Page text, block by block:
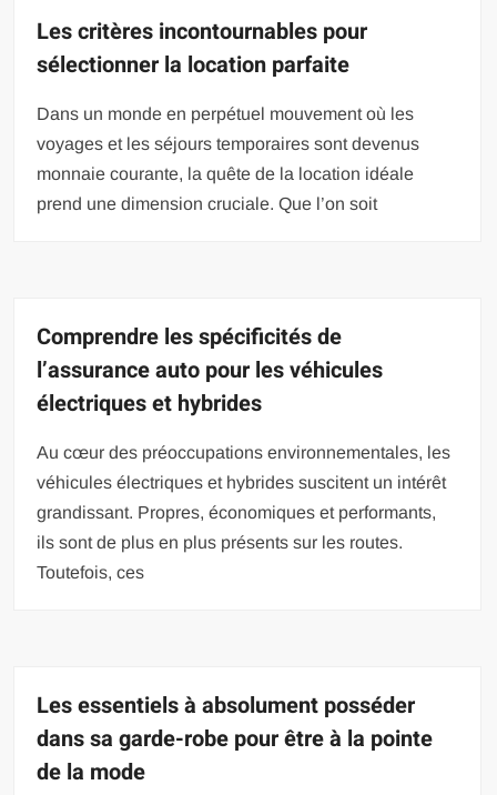
Les critères incontournables pour
sélectionner la location parfaite
Dans un monde en perpétuel mouvement où les
voyages et les séjours temporaires sont devenus
monnaie courante, la quête de la location idéale
prend une dimension cruciale. Que l’on soit
Comprendre les spécificités de
l’assurance auto pour les véhicules
électriques et hybrides
Au cœur des préoccupations environnementales, les
véhicules électriques et hybrides suscitent un intérêt
grandissant. Propres, économiques et performants,
ils sont de plus en plus présents sur les routes.
Toutefois, ces
Les essentiels à absolument posséder
dans sa garde-robe pour être à la pointe
de la mode